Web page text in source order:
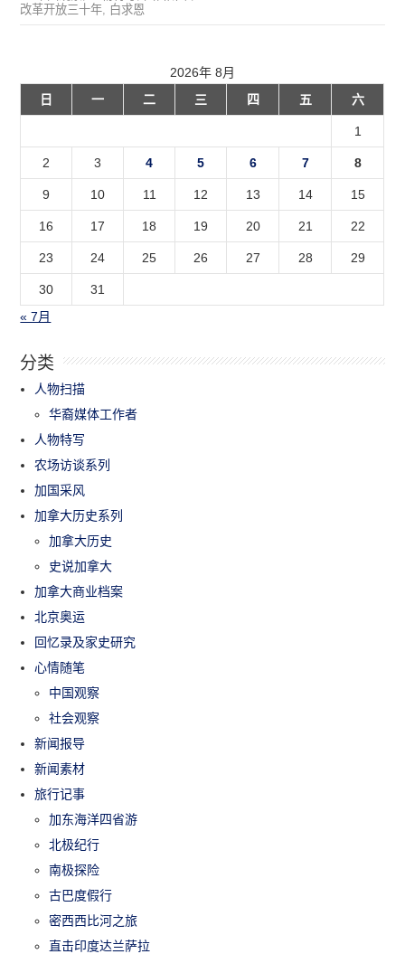
改革开放三十年
白求恩
2026年 8月
日
一 二 三 四 五 六
1
2 3 4 5 6 7 8
9 10 11 12 13 14 15
16 17 18 19 20 21 22
23 24 25 26 27 28 29
30
31
« 7月
分类
人物扫描
华裔媒体工作者
人物特写
农场访谈系列
加国采风
加拿大历史系列
加拿大历史
史说加拿大
加拿大商业档案
北京奥运
回忆录及家史研究
心情随笔
中国观察
社会观察
新闻报导
新闻素材
旅行记事
加东海洋四省游
北极纪行
南极探险
古巴度假行
密西西比河之旅
直击印度达兰萨拉